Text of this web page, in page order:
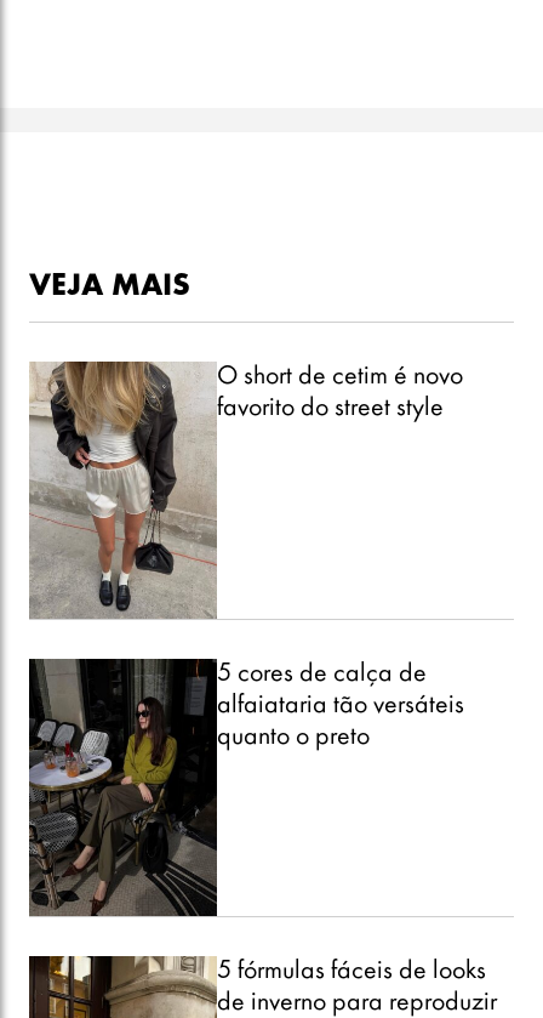
VEJA MAIS
O short de cetim é novo
favorito do street style
5 cores de calça de
alfaiataria tão versáteis
quanto o preto
5 fórmulas fáceis de looks
de inverno para reproduzir